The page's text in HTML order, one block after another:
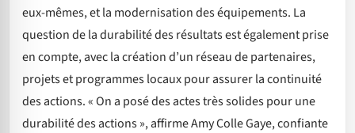
eux-mêmes, et la modernisation des équipements. La
question de la durabilité des résultats est également prise
en compte, avec la création d’un réseau de partenaires,
projets et programmes locaux pour assurer la continuité
des actions. « On a posé des actes très solides pour une
durabilité des actions », affirme Amy Colle Gaye, confiante